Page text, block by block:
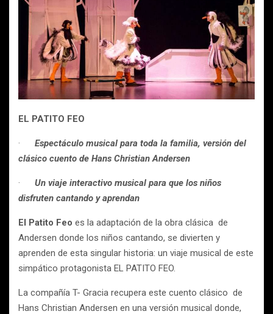
EL PATITO FEO
· Espectáculo musical para toda la familia, versión del
clásico cuento de Hans Christian Andersen
· Un viaje interactivo musical para que los niños
disfruten cantando y aprendan
El Patito Feo es la adaptación de la obra clásica de
Andersen donde los niños cantando, se divierten y
aprenden de esta singular historia: un viaje musical de este
simpático protagonista EL PATITO FEO.
La compañía T- Gracia recupera este cuento clásico de
Hans Christian Andersen en una versión musical donde,